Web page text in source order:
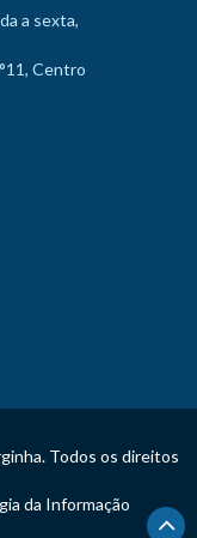
a sexta,
Centro
Todos os direitos
da Informação